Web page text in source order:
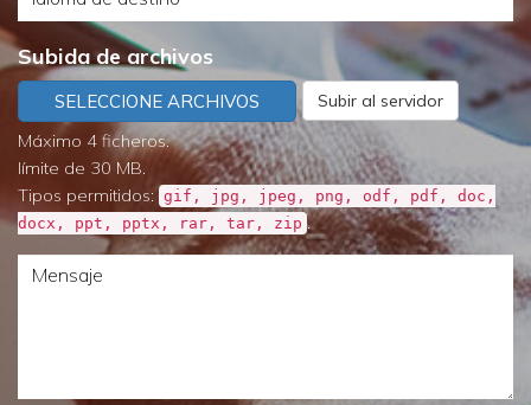
necesita
de
destino
Subida de archivos
SELECCIONE ARCHIVOS
Subir al servidor
Máximo 4 ficheros.
límite de 30 MB.
Tipos permitidos: gif, jpg, jpeg, png, odf, pdf, doc,
docx, ppt, pptx, rar, tar, zip .
Mensaje